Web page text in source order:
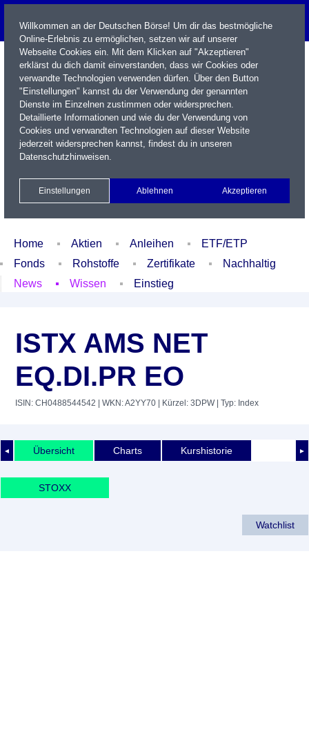
Name / WKN / ISIN / Kürzel
Xetra Realtime
Watchlist Portfolio Login
Home Aktien Anleihen
ETF/ETP
Fonds
Rohstoffe Zertifikate
Nachhaltig
News
Wissen Einstieg
ISTX AMS NET
EQ.DI.PR EO
ISIN: CH0488544542 | WKN: A2YY70 | Kürzel: 3DPW| Typ: Index
◄ ►
Übersicht Charts Kurshistorie
STOXX
Watchlist
Willkommen an der Deutschen Börse! Um dir das bestmögliche
Online-Erlebnis zu ermöglichen, setzen wir auf unserer
Webseite Cookies ein. Mit dem Klicken auf "Akzeptieren"
erklärst du dich damit einverstanden, dass wir Cookies oder
verwandte Technologien verwenden dürfen. Über den Button
"Einstellungen" kannst du der Verwendung der genannten
Dienste im Einzelnen zustimmen oder widersprechen.
Detaillierte Informationen und wie du der Verwendung von
Cookies und verwandten Technologien auf dieser Website
jederzeit widersprechen kannst, findest du in unseren
Datenschutzhinweisen.
Einstellungen Ablehnen Akzeptieren